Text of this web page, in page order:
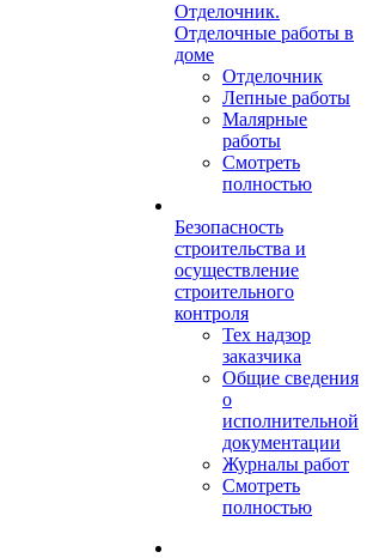
Отделочник.
Отделочные работы в
доме
Отделочник
Лепные работы
Малярные
работы
Смотреть
полностью
Безопасность
строительства и
осуществление
строительного
контроля
Тех надзор
заказчика
Общие сведения
о
исполнительной
документации
Журналы работ
Смотреть
полностью